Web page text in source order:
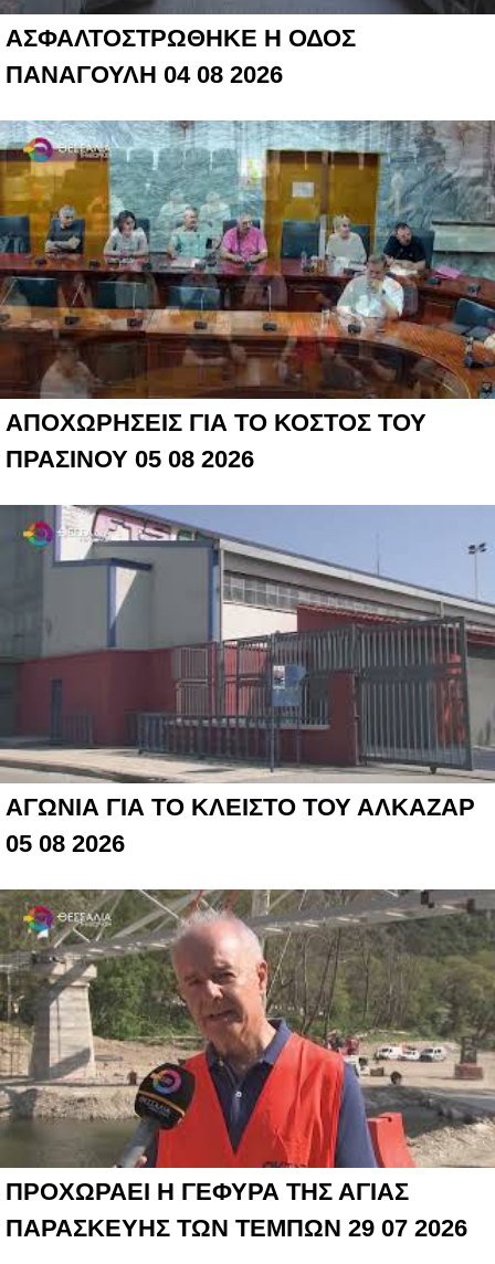
ΑΣΦΑΛΤΟΣΤΡΩΘΗΚΕ Η ΟΔΟΣ
ΠΑΝΑΓΟΥΛΗ 04 08 2026
ΑΠΟΧΩΡΗΣΕΙΣ ΓΙΑ ΤΟ ΚΟΣΤΟΣ ΤΟΥ
ΠΡΑΣΙΝΟΥ 05 08 2026
ΑΓΩΝΙΑ ΓΙΑ ΤΟ ΚΛΕΙΣΤΟ ΤΟΥ ΑΛΚΑΖΑΡ
05 08 2026
ΠΡΟΧΩΡΑΕΙ Η ΓΕΦΥΡΑ ΤΗΣ ΑΓΙΑΣ
ΠΑΡΑΣΚΕΥΗΣ ΤΩΝ ΤΕΜΠΩΝ 29 07 2026